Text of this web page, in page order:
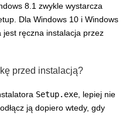
8.1 zwykle wystarcza
Dla Windows 10 i Windows
jest ręczna instalacja przez
przed instalacją?
Setup.exe, lepiej nie
ją dopiero wtedy, gdy